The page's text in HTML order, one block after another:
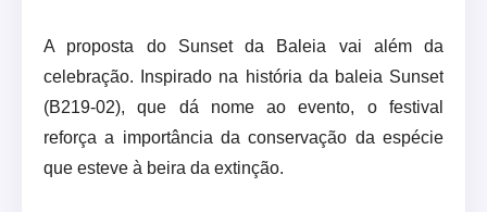
A proposta do Sunset da Baleia vai além da
celebração. Inspirado na história da baleia Sunset
(B219-02), que dá nome ao evento, o festival
reforça a importância da conservação da espécie
que esteve à beira da extinção.